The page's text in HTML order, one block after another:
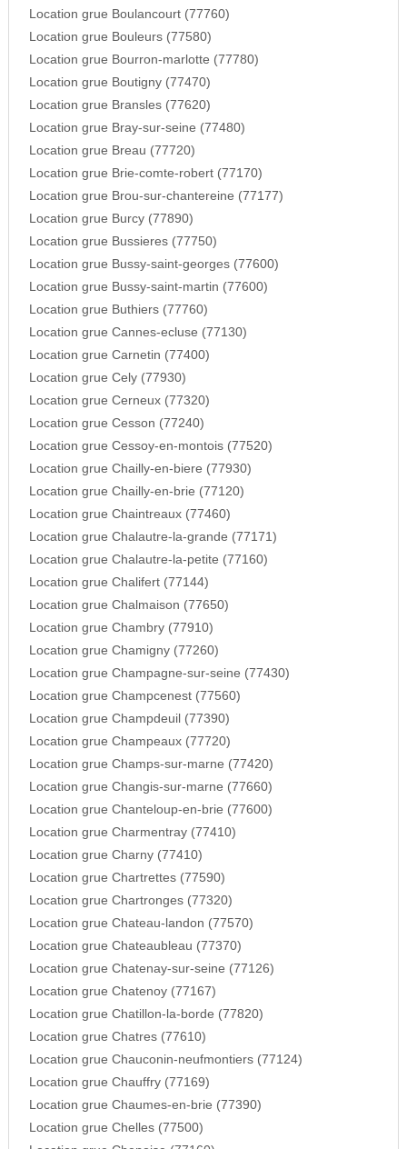
Location grue Boulancourt (77760)
Location grue Bouleurs (77580)
Location grue Bourron-marlotte (77780)
Location grue Boutigny (77470)
Location grue Bransles (77620)
Location grue Bray-sur-seine (77480)
Location grue Breau (77720)
Location grue Brie-comte-robert (77170)
Location grue Brou-sur-chantereine (77177)
Location grue Burcy (77890)
Location grue Bussieres (77750)
Location grue Bussy-saint-georges (77600)
Location grue Bussy-saint-martin (77600)
Location grue Buthiers (77760)
Location grue Cannes-ecluse (77130)
Location grue Carnetin (77400)
Location grue Cely (77930)
Location grue Cerneux (77320)
Location grue Cesson (77240)
Location grue Cessoy-en-montois (77520)
Location grue Chailly-en-biere (77930)
Location grue Chailly-en-brie (77120)
Location grue Chaintreaux (77460)
Location grue Chalautre-la-grande (77171)
Location grue Chalautre-la-petite (77160)
Location grue Chalifert (77144)
Location grue Chalmaison (77650)
Location grue Chambry (77910)
Location grue Chamigny (77260)
Location grue Champagne-sur-seine (77430)
Location grue Champcenest (77560)
Location grue Champdeuil (77390)
Location grue Champeaux (77720)
Location grue Champs-sur-marne (77420)
Location grue Changis-sur-marne (77660)
Location grue Chanteloup-en-brie (77600)
Location grue Charmentray (77410)
Location grue Charny (77410)
Location grue Chartrettes (77590)
Location grue Chartronges (77320)
Location grue Chateau-landon (77570)
Location grue Chateaubleau (77370)
Location grue Chatenay-sur-seine (77126)
Location grue Chatenoy (77167)
Location grue Chatillon-la-borde (77820)
Location grue Chatres (77610)
Location grue Chauconin-neufmontiers (77124)
Location grue Chauffry (77169)
Location grue Chaumes-en-brie (77390)
Location grue Chelles (77500)